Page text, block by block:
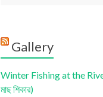
Gallery
Winter Fishing at the River
মাছ শিকার)